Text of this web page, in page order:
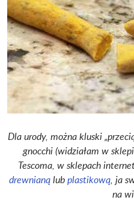
Dla urody, można kluski
gnocchi (widziałam w
Tescoma, w sklepach
drewnianąlubplastikową, ja
na